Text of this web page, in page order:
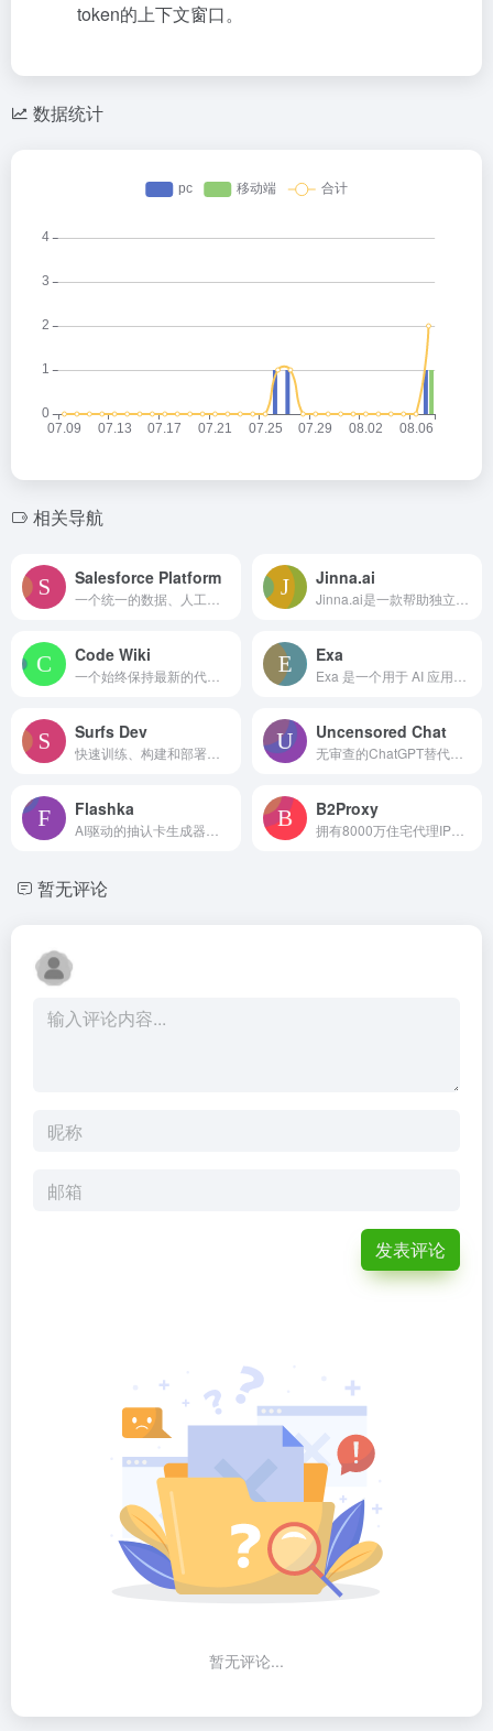
token的上下文窗口。
数据统计
相关导航
Salesforce Platform Jinna.ai
Code Wiki Exa
Surfs Dev Uncensored Chat
Flashka B2Proxy
暂无评论
发表评论
暂无评论...